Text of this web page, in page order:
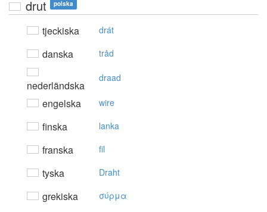
drut polska
tjeckiska drát
danska tråd
nederländska
draad
engelska wire
finska lanka
franska fil
tyska Draht
grekiska σύρμα